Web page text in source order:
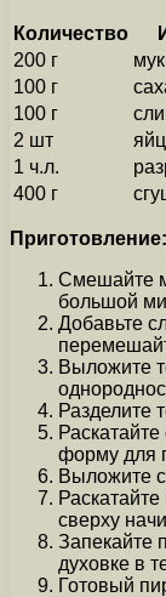
Количество
200 г
100 г
100 г
2 шт
1 ч.л.
400 г
Приготовление:
Смешайте
большой
Добавьте
Выложите
Разделите
форму для
Выложите
сверху
Запекайте
духовке в
Готовый